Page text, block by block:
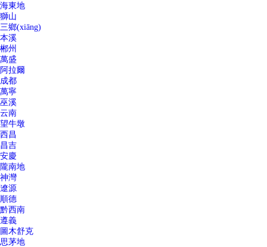
海東地
獅山
三鄉(xiāng)
本溪
郴州
萬盛
阿拉爾
成都
萬寧
巫溪
云南
望牛墩
西昌
昌吉
安慶
隴南地
神灣
遼源
順德
黔西南
遵義
圖木舒克
思茅地